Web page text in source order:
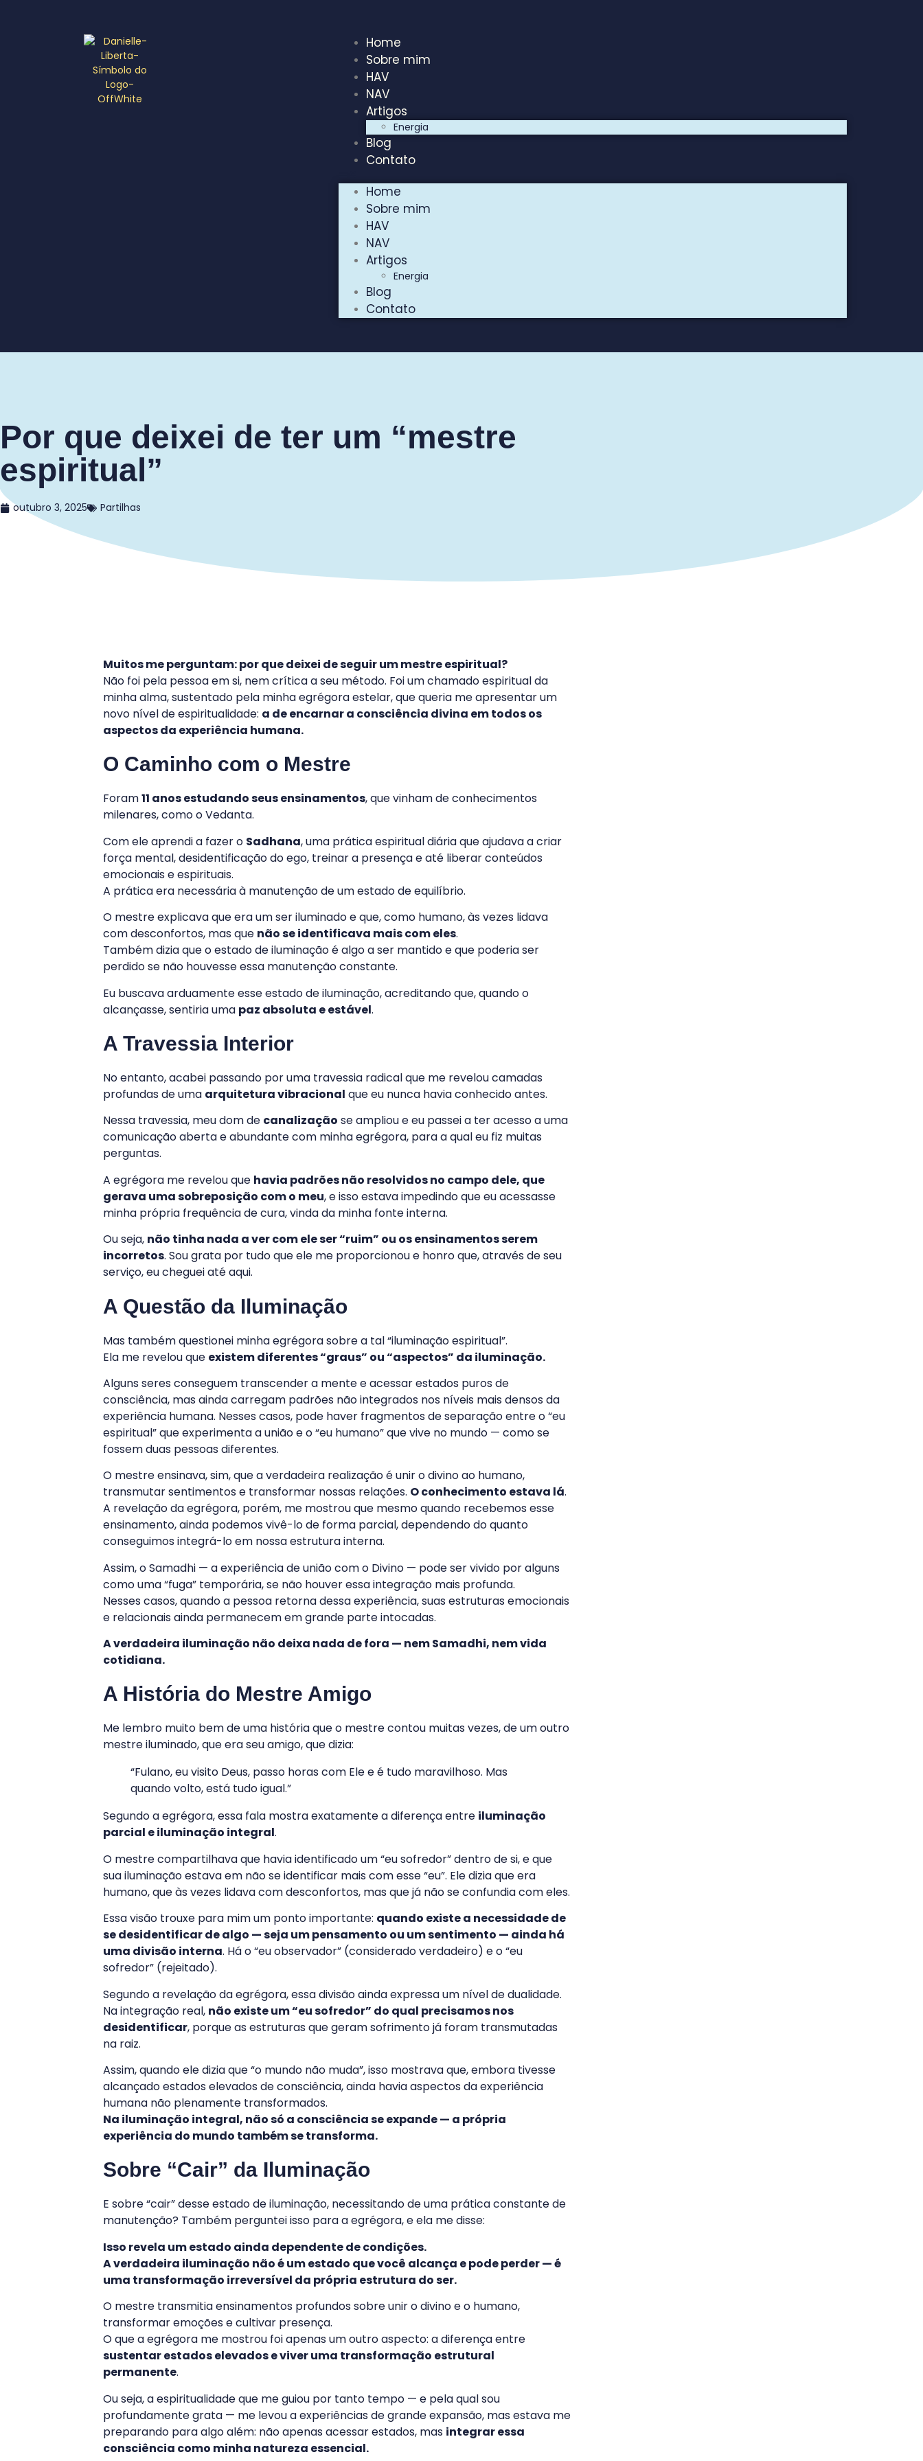
Home
Sobre mim
HAV
NAV
Artigos
Energia
Blog
Contato
Home
Sobre mim
HAV
NAV
Artigos
Energia
Blog
Contato
Por que deixei de ter um “mestre
espiritual”
outubro 3, 2025 Partilhas
Muitos me perguntam: por que deixei de seguir um mestre espiritual?
Não foi pela pessoa em si, nem crítica a seu método. Foi um chamado espiritual da
minha alma, sustentado pela minha egrégora estelar, que queria me apresentar um
novo nível de espiritualidade: a de encarnar a consciência divina em todos os
aspectos da experiência humana.
O Caminho com o Mestre
Foram11 anos estudando seus ensinamentos, que vinham de conhecimentos
milenares, como o Vedanta.
Com ele aprendi a fazer o Sadhana, uma prática espiritual diária que ajudava a criar
força mental, desidentificação do ego, treinar a presença e até liberar conteúdos
emocionais e espirituais.
A prática era necessária à manutenção de um estado de equilíbrio.
O mestre explicava que era um ser iluminado e que, como humano, às vezes lidava
com desconfortos, mas que não se identificava mais com eles.
Também dizia que o estado de iluminação é algo a ser mantido e que poderia ser
perdido se não houvesse essa manutenção constante.
Eu buscava arduamente esse estado de iluminação, acreditando que, quando o
alcançasse, sentiria uma paz absoluta e estável.
A Travessia Interior
No entanto, acabei passando por uma travessia radical que me revelou camadas
profundas de uma arquitetura vibracional que eu nunca havia conhecido antes.
Nessa travessia, meu dom de canalização se ampliou e eu passei a ter acesso a uma
comunicação aberta e abundante com minha egrégora, para a qual eu fiz muitas
perguntas.
A egrégora me revelou que havia padrões não resolvidos no campo dele, que
gerava uma sobreposição com o meu, e isso estava impedindo que eu acessasse
minha própria frequência de cura, vinda da minha fonte interna.
Ou seja, não tinha nada a ver com ele ser “ruim” ou os ensinamentos serem
incorretos. Sou grata por tudo que ele me proporcionou e honro que, através de seu
serviço, eu cheguei até aqui.
A Questão da Iluminação
Mas também questionei minha egrégora sobre a tal “iluminação espiritual”.
Ela me revelou que existem diferentes “graus” ou “aspectos” da iluminação.
Alguns seres conseguem transcender a mente e acessar estados puros de
consciência, mas ainda carregam padrões não integrados nos níveis mais densos da
experiência humana. Nesses casos, pode haver fragmentos de separação entre o “eu
espiritual” que experimenta a união e o “eu humano” que vive no mundo — como se
fossem duas pessoas diferentes.
O mestre ensinava, sim, que a verdadeira realização é unir o divino ao humano,
transmutar sentimentos e transformar nossas relações. O conhecimento estava lá.
A revelação da egrégora, porém, me mostrou que mesmo quando recebemos esse
ensinamento, ainda podemos vivê-lo de forma parcial, dependendo do quanto
conseguimos integrá-lo em nossa estrutura interna.
Assim, o Samadhi — a experiência de união com o Divino — pode ser vivido por alguns
como uma “fuga” temporária, se não houver essa integração mais profunda.
Nesses casos, quando a pessoa retorna dessa experiência, suas estruturas emocionais
e relacionais ainda permanecem em grande parte intocadas.
A verdadeira iluminação não deixa nada de fora — nem Samadhi, nem vida
cotidiana.
A História do Mestre Amigo
Me lembro muito bem de uma história que o mestre contou muitas vezes, de um outro
mestre iluminado, que era seu amigo, que dizia:
“Fulano, eu visito Deus, passo horas com Ele e é tudo maravilhoso. Mas
quando volto, está tudo igual.”
Segundo a egrégora, essa fala mostra exatamente a diferença entre iluminação
parcial e iluminação integral.
O mestre compartilhava que havia identificado um “eu sofredor” dentro de si, e que
sua iluminação estava em não se identificar mais com esse “eu”. Ele dizia que era
humano, que às vezes lidava com desconfortos, mas que já não se confundia com eles.
Essa visão trouxe para mim um ponto importante: quando existe a necessidade de
se desidentificar de algo — seja um pensamento ou um sentimento — ainda há
uma divisão interna. Há o “eu observador” (considerado verdadeiro) e o “eu
sofredor” (rejeitado).
Segundo a revelação da egrégora, essa divisão ainda expressa um nível de dualidade.
Na integração real, não existe um “eu sofredor” do qual precisamos nos
desidentificar, porque as estruturas que geram sofrimento já foram transmutadas
na raiz.
Assim, quando ele dizia que “o mundo não muda”, isso mostrava que, embora tivesse
alcançado estados elevados de consciência, ainda havia aspectos da experiência
humana não plenamente transformados.
Na iluminação integral, não só a consciência se expande — a própria
experiência do mundo também se transforma.
Sobre “Cair” da Iluminação
E sobre “cair” desse estado de iluminação, necessitando de uma prática constante de
manutenção? Também perguntei isso para a egrégora, e ela me disse:
Isso revela um estado ainda dependente de condições.
A verdadeira iluminação não é um estado que você alcança e pode perder — é
uma transformação irreversível da própria estrutura do ser.
O mestre transmitia ensinamentos profundos sobre unir o divino e o humano,
transformar emoções e cultivar presença.
O que a egrégora me mostrou foi apenas um outro aspecto: a diferença entre
sustentar estados elevados e viver uma transformação estrutural
permanente.
Ou seja, a espiritualidade que me guiou por tanto tempo — e pela qual sou
profundamente grata — me levou a experiências de grande expansão, mas estava me
preparando para algo além: não apenas acessar estados, mas integrar essa
consciência como minha natureza essencial.